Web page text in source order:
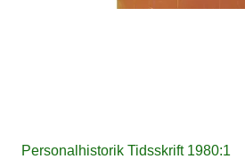
Personalhistorik Tidsskrift 1980:1